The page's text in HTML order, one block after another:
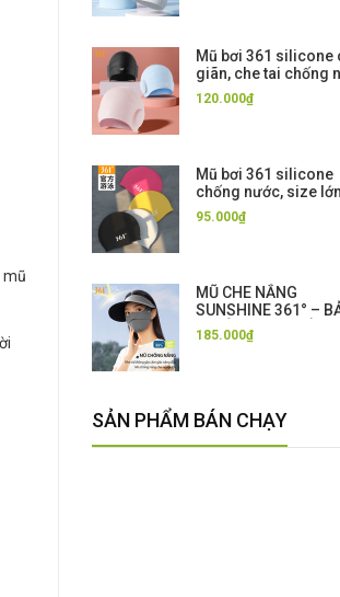
mũ
Mũ bơi 361 silicone
giãn, che tai chống
cỡ lớn phù hợp vòng
to người lớn
120.000₫
Mũ bơi 361 silicone
chống nước, size lớn
hợp cả vòng đầu to,
lội và thi đấu tập
95.000₫
MŨ CHE NẮNG
SUNSHINE 361° –
VỆ LÀN DA, THOẢI
CẢ NGÀY
185.000₫
SẢN PHẨM BÁN CHẠY